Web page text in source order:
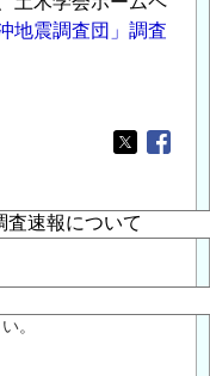
地震調査団」調査
Opens in
。